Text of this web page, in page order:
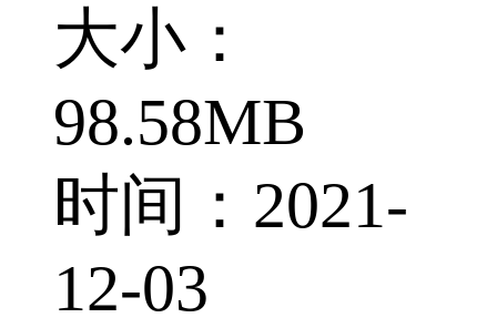
大小：
98.58MB
时间：2021-
12-03